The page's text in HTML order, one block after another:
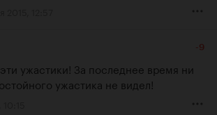
-9
ужастики! За последнее время ни
ужастика не видел!